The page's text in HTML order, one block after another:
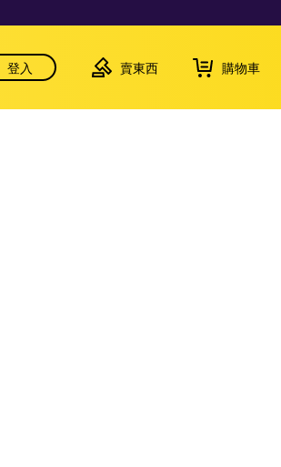
登入 賣東西 購物車